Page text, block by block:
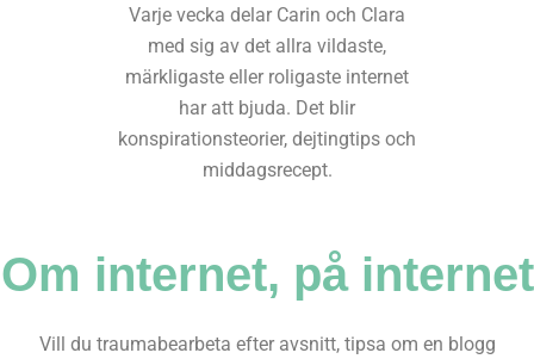
Varje vecka delar Carin och Clara
med sig av det allra vildaste,
märkligaste eller roligaste internet
har att bjuda. Det blir
konspirationsteorier, dejtingtips och
middagsrecept.
Om internet, på internet
Vill du traumabearbeta efter avsnitt, tipsa om en blogg